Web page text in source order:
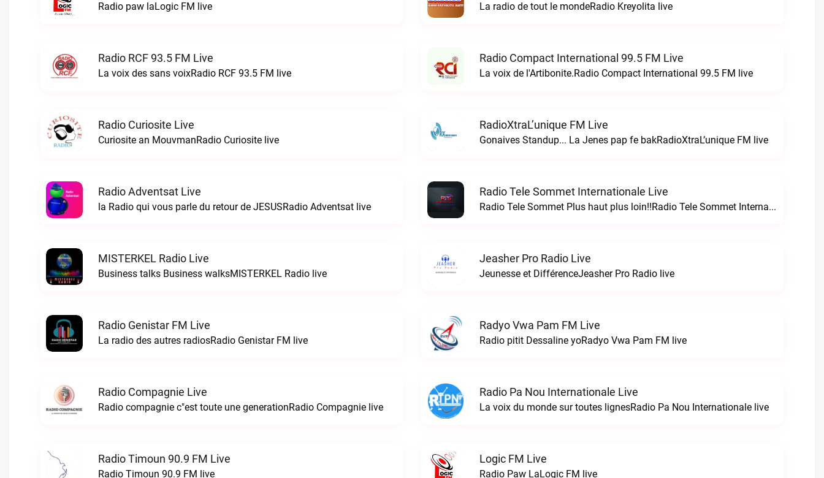
Radio paw laLogic FM live La radio de tout le mondeRadio Kreyolita live
Radio RCF 93.5 FM Live
La voix des sans voixRadio RCF 93.5 FM live
Radio Compact International 99.5 FM Live
La voix de l'Artibonite.Radio Compact International 99.5 FM live
Radio Curiosite Live
Curiosite an MouvmanRadio Curiosite live
RadioXtraL’unique FM Live
Gonaives Standup... La Jenes pap fe bakRadioXtraL’unique FM live
Radio Adventsat Live
la Radio qui vous parle du retour de JESUSRadio Adventsat live
Radio Tele Sommet Internationale Live
Radio Tele Sommet Plus haut plus loin!!Radio Tele Sommet Internationale live
MISTERKEL Radio Live
Business talks Business walksMISTERKEL Radio live
Jeasher Pro Radio Live
Jeunesse et DifférenceJeasher Pro Radio live
Radio Genistar FM Live
La radio des autres radiosRadio Genistar FM live
Radyo Vwa Pam FM Live
Radio pitit Dessaline yoRadyo Vwa Pam FM live
Radio Compagnie Live
Radio compagnie c"est toute une generationRadio Compagnie live
Radio Pa Nou Internationale Live
La voix du monde sur toutes lignesRadio Pa Nou Internationale live
Radio Timoun 90.9 FM Live
Radio Timoun 90.9 FM live
Logic FM Live
Radio Paw LaLogic FM live